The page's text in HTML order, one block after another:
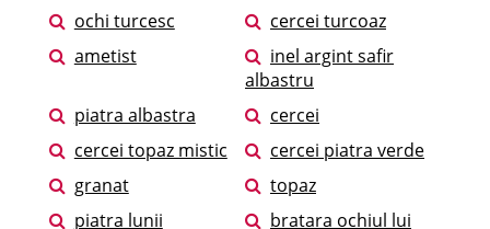
ochi turcesc
cercei turcoaz
ametist
inel argint safir
albastru
piatra albastra
cercei
cercei topaz mistic
cercei piatra verde
granat
topaz
piatra lunii
bratara ochiul lui